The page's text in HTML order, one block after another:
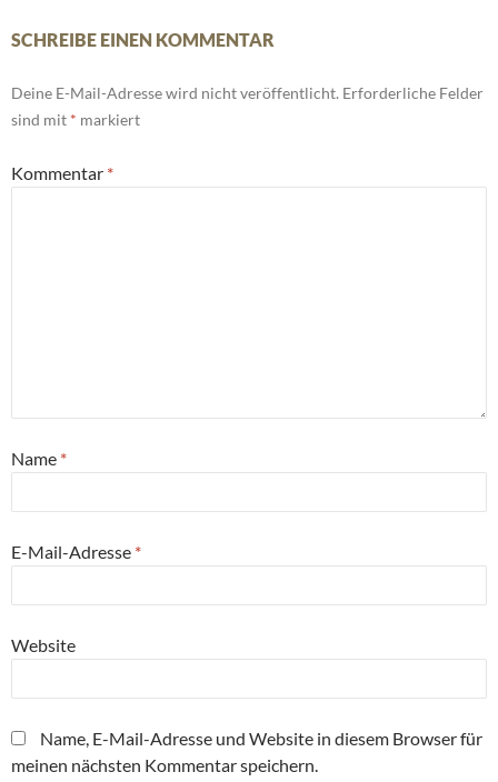
SCHREIBE EINEN KOMMENTAR
Deine E-Mail-Adresse wird nicht veröffentlicht. Erforderliche Felder
sind mit * markiert
Kommentar *
Name *
E-Mail-Adresse *
Website
Name, E-Mail-Adresse und Website in diesem Browser für
meinen nächsten Kommentar speichern.